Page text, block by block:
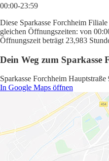
00:00-23:59
Diese Sparkasse Forchheim
gleichen Öffnungszeiten: von
Öffnungszeit beträgt 23,983
Dein Weg zum Sparkasse
Sparkasse Forchheim
In Google Maps öffnen